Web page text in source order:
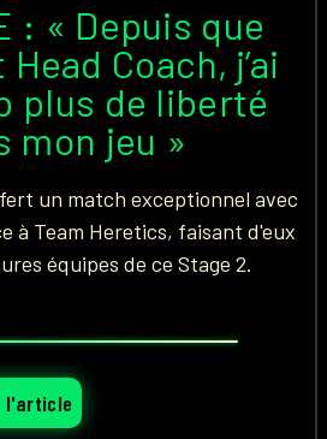
: « Depuis que
Head Coach, j’ai
plus de liberté
mon jeu »
un match exceptionnel avec
à Team Heretics, faisant d'eux
équipes de ce Stage 2.
l'article